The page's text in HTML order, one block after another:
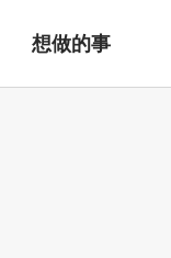
想做的事